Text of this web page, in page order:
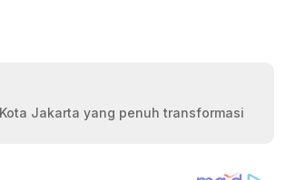
Jakarta yang penuh transformasi